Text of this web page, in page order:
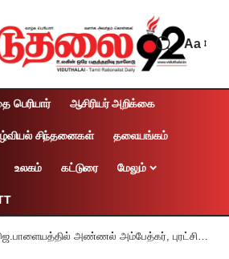
Aa
பெரியார் ஆசிரியர் அறிக்கை
சிந்தனைகள் தலையங்கம்
உலகம் கட்டுரை மேலும்
அண்ணல் அம்பேத்கர், புரட்சிக்கவிஞர் விழா 60க்கும் மேற்பட்ட மாணவ, மாணவிகள் பங்கேற்பு